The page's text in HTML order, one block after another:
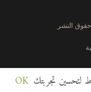
النشر
لتحسين تجربتك OK